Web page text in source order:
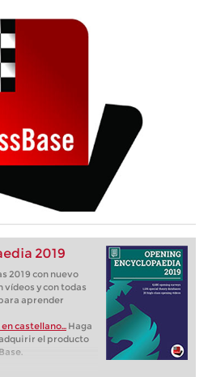
2019
2019 con nuevo
vídeos y con todas
aprender
castellano... Haga
el producto